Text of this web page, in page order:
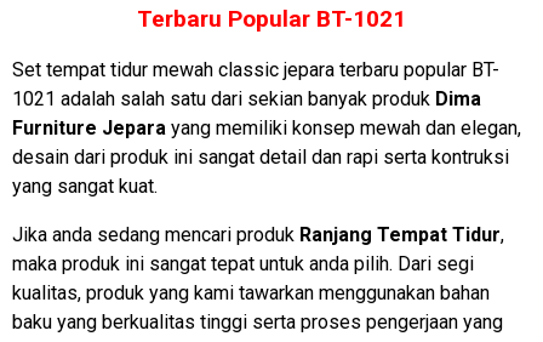
Terbaru Popular BT-1021
Set tempat tidur mewah classic jepara terbaru popular BT-
1021 adalah salah satu dari sekian banyak produk Dima
Furniture Jepara yang memiliki konsep mewah dan elegan,
desain dari produk ini sangat detail dan rapi serta kontruksi
yang sangat kuat.
Jika anda sedang mencari produk Ranjang Tempat Tidur,
maka produk ini sangat tepat untuk anda pilih. Dari segi
kualitas, produk yang kami tawarkan menggunakan bahan
baku yang berkualitas tinggi serta proses pengerjaan yang